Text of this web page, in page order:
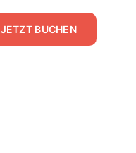
JETZT BUCHEN